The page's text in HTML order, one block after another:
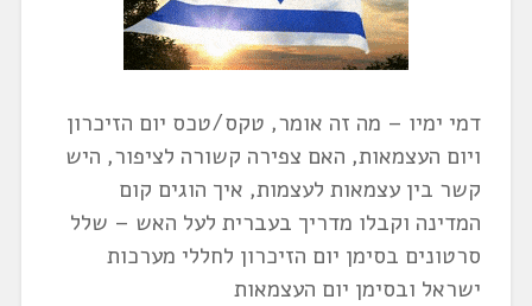
דמי ימיו – מה זה אומר, טקס/טכס יום הזיכרון
ויום העצמאות, האם צפירה קשורה לציפור, היש
קשר בין עצמאות לעצמות, איך הוגים קום
המדינה וקבלו מדריך בעברית לעל האש – שלל
סרטונים בסימן יום הזיכרון לחללי מערכות
ישראל ובסימן יום העצמאות